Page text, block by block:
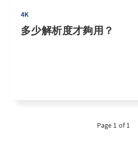
4K
多少解析度才夠用？
Page 1 of 1